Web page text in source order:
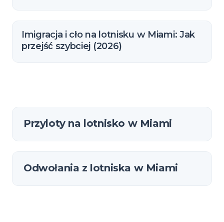
Imigracja i cło na lotnisku w Miami: Jak
przejść szybciej (2026)
Przyloty na lotnisko w Miami
Odwołania z lotniska w Miami